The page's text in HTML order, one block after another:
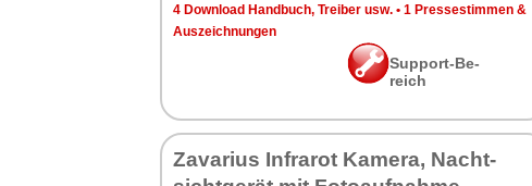
4 Down­load Hand­buch, Trei­ber usw. • 1 Pres­se­stim­men &
Aus­zeich­nun­gen
Sup­port-Be­
reich
Za­va­ri­us In­fra­rot Ka­me­ra, Nacht­